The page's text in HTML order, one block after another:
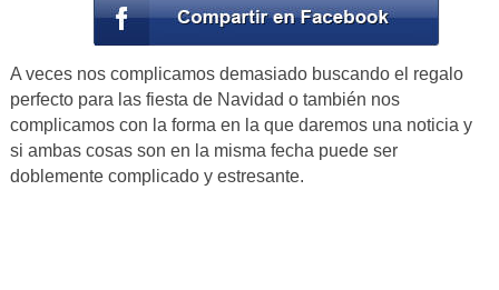
A veces nos complicamos demasiado buscando el regalo
perfecto para las fiesta de Navidad o también nos
complicamos con la forma en la que daremos una noticia y
si ambas cosas son en la misma fecha puede ser
doblemente complicado y estresante.